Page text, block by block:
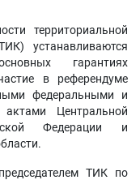
территориальной
устанавливаются
гарантиях
в референдуме
федеральными и
Центральной
Федерации и
ТИК по